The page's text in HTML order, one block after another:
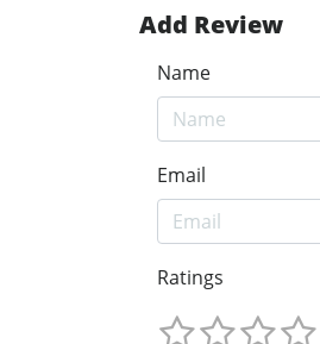
Add Review
Name
Email
Ratings